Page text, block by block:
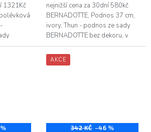
1321Kč
v
nejnižší cena za 30dní 580kč
BERNADOTTE, Podnos 37 cm,
ivory, Thun - podnos ze sady
BERNADOTTE bez dekoru, v
barvě slonová kost - délka
podnosu je 37 cm - vyrobeno z
vysoce...
AKCE
342 KČ –46 %